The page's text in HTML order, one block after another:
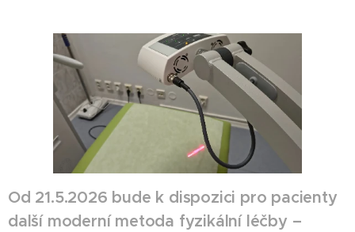
Od 21.5.2026 bude k dispozici pro pacienty
další moderní metoda fyzikální léčby –